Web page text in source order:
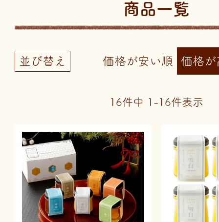
商品一覧
並び替え 価格が安い順 価格
16件中 1 -16件表示